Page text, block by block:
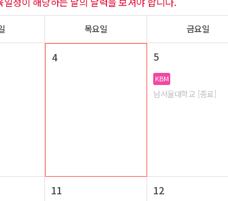
목요일 금요일
4 5
KBM
남서울대학교 [종료]
11 12